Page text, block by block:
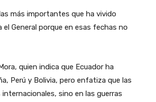
más importantes que ha vivido
General porque en esas fechas no
quien indica que Ecuador ha
Perú y Bolivia, pero enfatiza que las
sino en las guerras